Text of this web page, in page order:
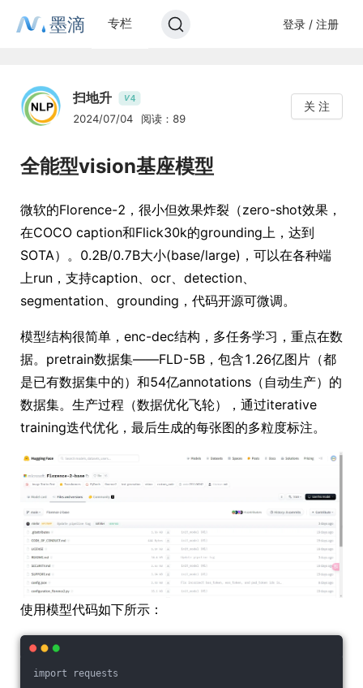
墨滴 专栏 登录 / 注册
扫地升 V4
2024/07/04 阅读：89
关 注
全能型vision基座模型
微软的Florence-2，很小但效果炸裂（zero-shot效果，
在COCO caption和Flick30k的grounding上，达到
SOTA）。0.2B/0.7B大小(base/large)，可以在各种端
上run，支持caption、ocr、detection、
segmentation、grounding，代码开源可微调。
模型结构很简单，enc-dec结构，多任务学习，重点在数
据。pretrain数据集——FLD-5B，包含1.26亿图片（都
是已有数据集中的）和54亿annotations（自动生产）的
数据集。生产过程（数据优化飞轮），通过iterative
training迭代优化，最后生成的每张图的多粒度标注。
使用模型代码如下所示：
import requests